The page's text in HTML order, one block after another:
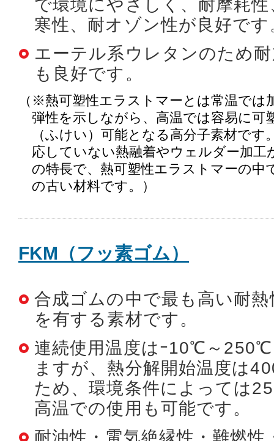
で環境にやさしく、耐摩耗
寒性、耐オゾン性が良好です
エーテル系ウレタンのため
も良好です。
（※熱可塑性エラストマーとは常温では
弾性を示しながら、高温では容易に可
（ふけい）可能となる高分子素材です
応していない熱融着やウェルダー加工
の特長で、熱可塑性エラストマーの中
の古い材料です。）
FKM（フッ素ゴム）
合成ゴムの中で最も高い耐
を有する素材です。
連続使用温度はｰ10℃～
ますが、熱分解開始温度は
ため、環境条件によっては
高温での使用も可能です。
耐油性・電気絶縁性・難燃性